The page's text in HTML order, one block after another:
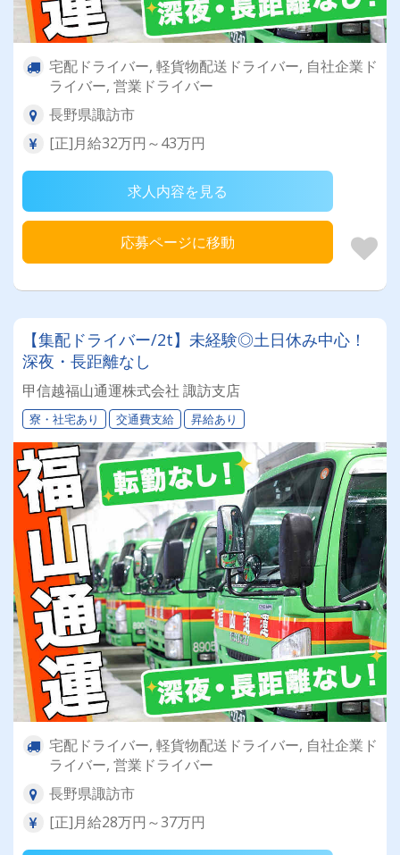
宅配ドライバー, 軽貨物配送ドライバー, 自社企業ド
ライバー, 営業ドライバー
長野県諏訪市
[正]月給32万円～43万円
求人内容を見る
応募ページに移動
【集配ドライバー/2t】未経験◎土日休み中心！
深夜・長距離なし
甲信越福山通運株式会社 諏訪支店
寮・社宅あり 交通費支給 昇給あり
宅配ドライバー, 軽貨物配送ドライバー, 自社企業ド
ライバー, 営業ドライバー
長野県諏訪市
[正]月給28万円～37万円